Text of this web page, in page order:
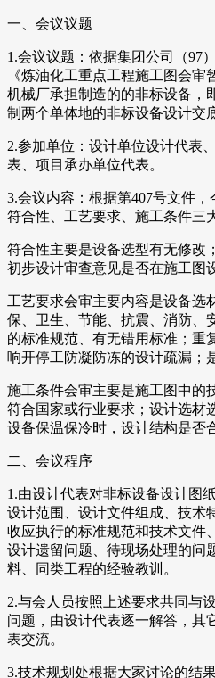
一、会议议题
1.会议议题：依据集团公司（97
《炼油化工重点工程施工图会
机械厂承担制造的的非标设备，
制两个单体地的非标设备设计交
2.参加单位：设计单位设计代表
表、项目承办单位代表。
3.会议内容：根据第407号文件
符合性、工艺要求、施工条件三
符合性主要是设备选型有无修改
初步设计审查意见是否在施工图
工艺要求会审主要内容是设备选
保、卫生、节能、抗震、消防、
的标准规范、有无错用标准；重
响开停工防凝防冻的设计疏漏；
施工条件会审主要是施工图中的
符合国家或行业要求；设计选材
设备保温保冷时，设计结构是否
二、会议程序
1.由设计代表对非标设备设计图
设计范围、设计文件组成、技术
收应执行的标准规范和技术文件
设计遗留问题、待现场处理的问
料、同类工程的经验教训。
2.与会人员按照上述要求共同与
问题，由设计代表逐一解答，其
表交流。
3.技术规划处根据大家讨论的结